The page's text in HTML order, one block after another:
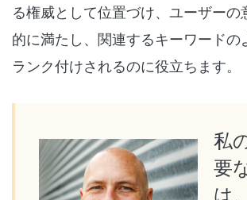
る権威として位置づけ、ユーザーの
的に満たし、関連するキーワードの
ランク付けされるのに役立ちます。
私
要
は